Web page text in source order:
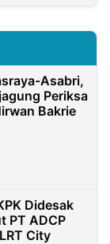
Asabri,
Periksa
Bakrie
Didesak
PT ADCP
City